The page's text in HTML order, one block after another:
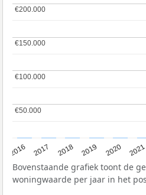
2016 2017 2018 2019 2020 2021
€50.000
€50.000
€100.000
€100.000
€150.000
€150.000
€200.000
€200.000
Bovenstaande grafiek toont de
woningwaarde per jaar in het